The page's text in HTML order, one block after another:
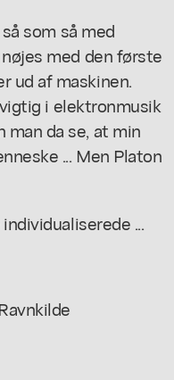
som så med
med den første
ud af maskinen.
i elektronmusik
man da se, at min
... Men Platon
...